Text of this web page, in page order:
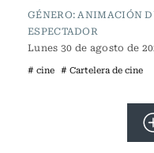
GÉNERO: ANIMACIÓN
ESPECTADOR
Lunes 30 de agosto de
# cine # Cartelera de cine